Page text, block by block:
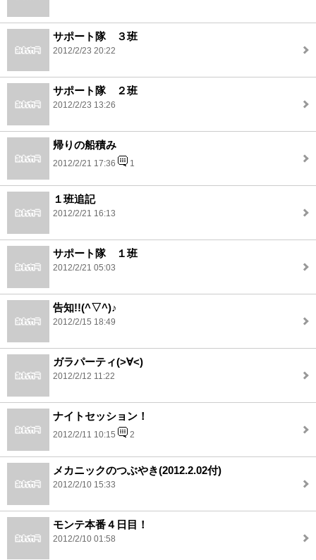
サポート隊 ３班
2012/2/23 20:22
サポート隊 ２班
2012/2/23 13:26
帰りの船積み
2012/2/21 17:36 1
１班追記
2012/2/21 16:13
サポート隊 １班
2012/2/21 05:03
告知!!(^▽^)♪
2012/2/15 18:49
ガラパーティ(>∀<)
2012/2/12 11:22
ナイトセッション！
2012/2/11 10:15 2
メカニックのつぶやき(2012.2.02付)
2012/2/10 15:33
モンテ本番４日目！
2012/2/10 01:58